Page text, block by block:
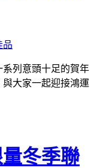
列意頭十足的賀年
大家一起迎接鴻運
量冬季聯